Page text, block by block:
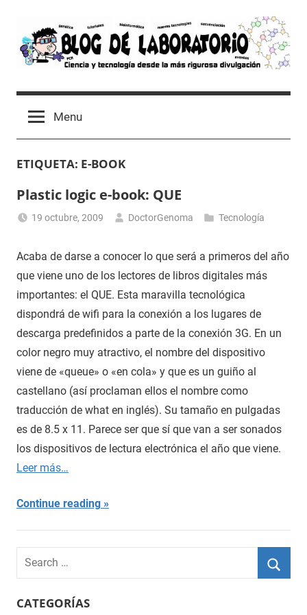
content
Blog
de
Laboratorio
Tutoriales,
Ocio
un
Laboratorio
Menu
ETIQUETA: E-BOOK
Plastic logic e-book: QUE
19 octubre, 2009 DoctorGenoma Tecnología
Acaba de darse a conocer lo que será a primeros del año
que viene uno de los lectores de libros digitales más
importantes: el QUE. Esta maravilla tecnológica
dispondrá de wifi para la conexión a los lugares de
descarga predefinidos a parte de la conexión 3G. En un
color negro muy atractivo, el nombre del dispositivo
viene de «queue» o «en cola» y que es un guiño al
castellano (así proclaman ellos el nombre como
traducción de what en inglés). Su tamaño en pulgadas
es de 8.5 x 11. Parece ser que sí que van a ser sonados
los dispositivos de lectura electrónica el año que viene.
Leer más…
Continue reading
Search
for:
CATEGORÍAS